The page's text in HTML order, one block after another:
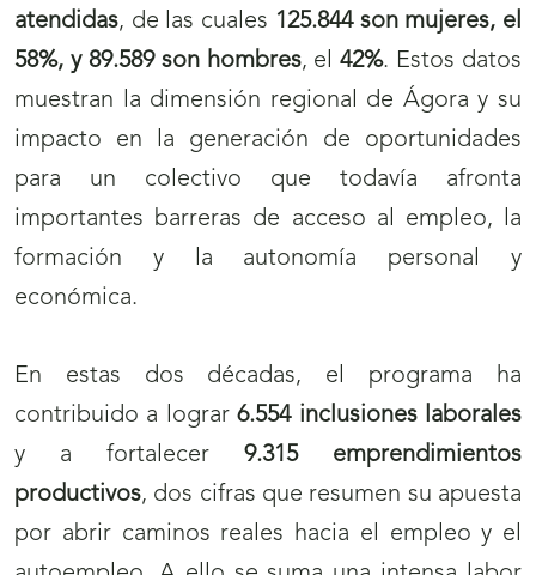
atendidas, de las cuales 125.844 son mujeres, el
58%, y 89.589 son hombres, el42%. Estos datos
muestran la dimensión regional de Ágora y su
impacto en la generación de oportunidades
para un colectivo que todavía afronta
importantes barreras de acceso al empleo, la
formación y la autonomía personal y
económica.
En estas dos décadas, el programa ha
contribuido a lograr6.554 inclusiones laborales
y a fortalecer 9.315 emprendimientos
productivos, dos cifras que resumen su apuesta
por abrir caminos reales hacia el empleo y el